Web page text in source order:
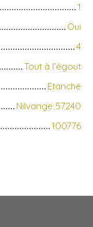
1
Oui
4
Tout à l'égout
Etanche
Nilvange 57240
100776